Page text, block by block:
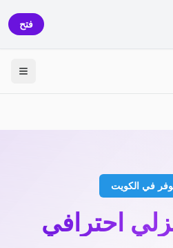
فتح
في الكويت
احترافي